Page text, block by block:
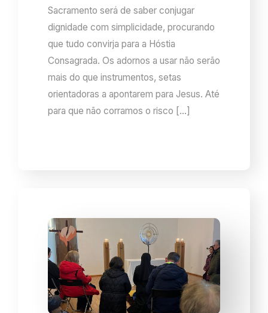
Sacramento será de saber conjugar
dignidade com simplicidade, procurando
que tudo convirja para a Hóstia
Consagrada. Os adornos a usar não serão
mais do que instrumentos, setas
orientadoras a apontarem para Jesus. Até
para que não corramos o risco […]